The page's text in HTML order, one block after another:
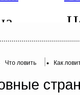
Что ловить Как